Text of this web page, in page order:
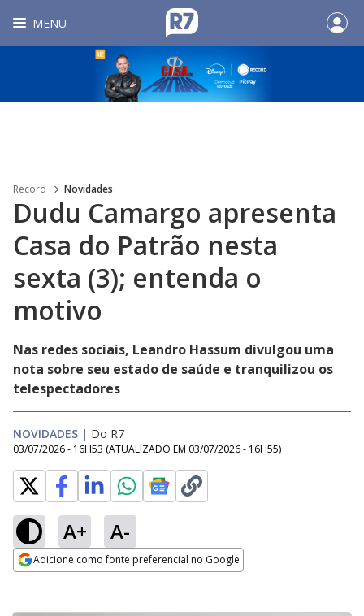
MENU
Record Novidades
Dudu Camargo apresenta
Casa do Patrão nesta
sexta (3); entenda o
motivo
Nas redes sociais, Leandro Hassum divulgou uma
nota sobre seu estado de saúde e tranquilizou os
telespectadores
NOVIDADES | Do R7
03/07/2026 - 16H53 (ATUALIZADO EM 03/07/2026 - 16H55)
A+ A-
Adicione como fonte preferencial no Google